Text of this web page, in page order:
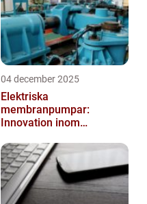
04 december 2025
Elektriska
membranpumpar:
Innovation inom